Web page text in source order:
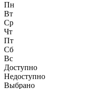
Пн
Вт
Ср
Чт
Пт
Сб
Вс
Доступно
Недоступно
Выбрано